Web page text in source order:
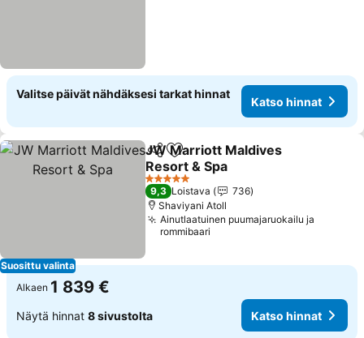
Valitse päivät nähdäksesi tarkat hinnat
Katso hinnat
Suosittu valinta
Jaa Lisää suosikkeihin
JW Marriott Maldives
Resort & Spa
5 Tähtiluokitus
9,3 Loistava
736
Shaviyani Atoll
Ainutlaatuinen puumajaruokailu ja
rommibaari
Alkaen 1 839 €
Näytä hinnat 8 sivustolta Katso hinnat